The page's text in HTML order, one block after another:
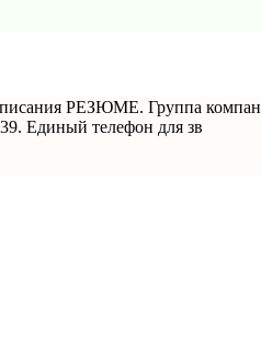
РЕЗЮМЕ. Группа
Единый телефон для зв